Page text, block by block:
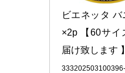
ビエネッタ バ
×2p 【60サイ
届け致します 】